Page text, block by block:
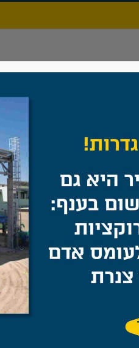
אודות גדרות
סביב מתקן כושר גרסת
חדש / גדר מעקה סביב מתקן